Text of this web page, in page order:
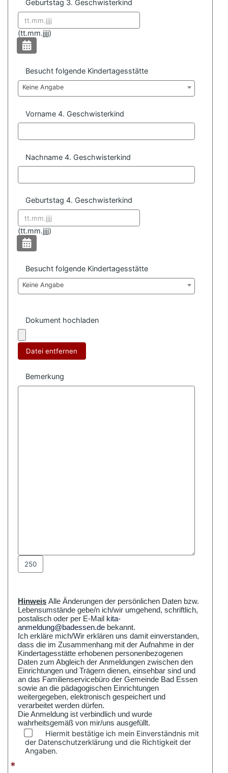
Geburtstag 3. Geschwisterkind
(Datum format:
tt.mm.jjjj)
Besucht folgende Kindertagesstätte
Keine Angabe
Vorname 4. Geschwisterkind
Nachname 4. Geschwisterkind
Geburtstag 4. Geschwisterkind
(Datum format:
tt.mm.jjjj)
Besucht folgende Kindertagesstätte
Keine Angabe
Dokument hochladen
Datei entfernen
Bemerkung
Hinweis Alle Änderungen der persönlichen Daten bzw.
Lebensumstände gebe/n ich/wir umgehend, schriftlich,
postalisch oder per E-Mail kita-
anmeldung@badessen.de bekannt.
Ich erkläre mich/Wir erklären uns damit einverstanden,
dass die im Zusammenhang mit der Aufnahme in der
Kindertagesstätte erhobenen personenbezogenen
Daten zum Abgleich der Anmeldungen zwischen den
Einrichtungen und Trägern dienen, einsehbar sind und
an das Familienservicebüro der Gemeinde Bad Essen
sowie an die pädagogischen Einrichtungen
weitergegeben, elektronisch gespeichert und
verarbeitet werden dürfen.
Die Anmeldung ist verbindlich und wurde
wahrheitsgemäß von mir/uns ausgefüllt.
Hiermit bestätige ich mein Einverständnis mit
der Datenschutzerklärung und die Richtigkeit der
Angaben.
*